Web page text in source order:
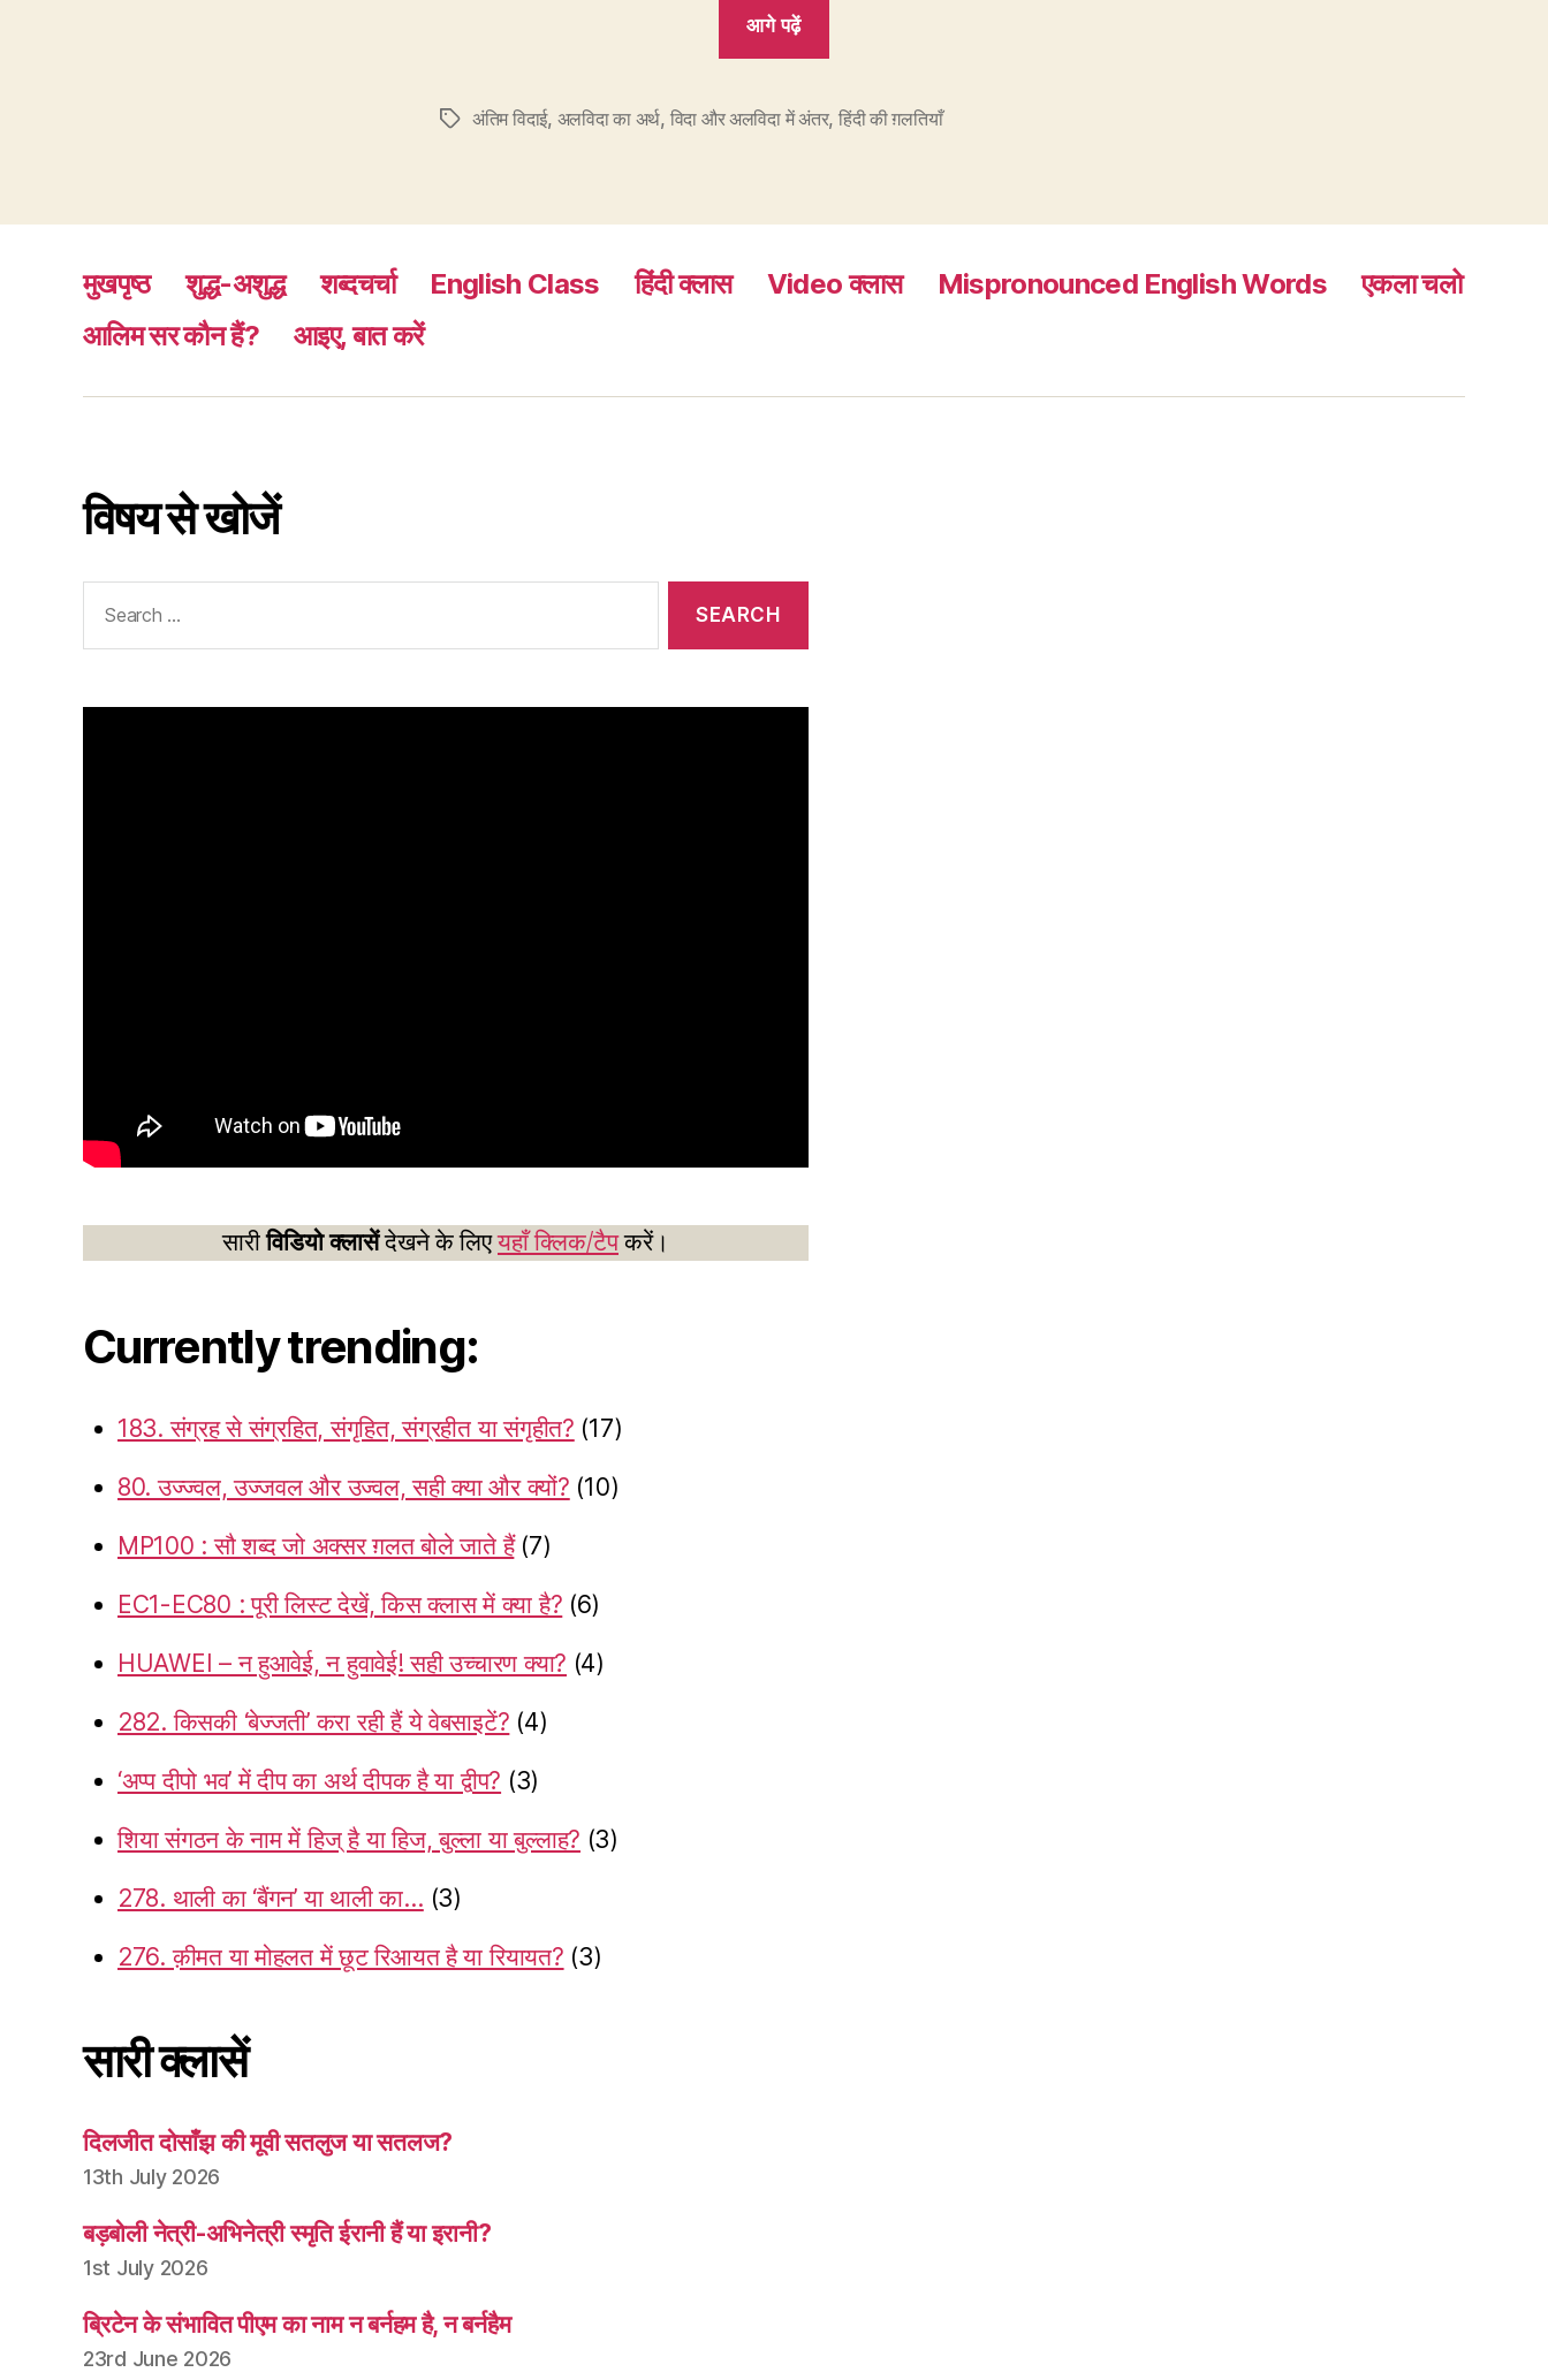
आगे पढ़ें
विदाई
विदाई?”
Tagsअंतिम विदाई, अलविदा का अर्थ, विदा और अलविदा में अंतर, हिंदी की ग़लतियाँ
मुखपृष्ठ शुद्ध-अशुद्ध शब्दचर्चा English Class हिंदी क्लास Video क्लास Mispronounced English Words
एकला चलो
आलिम सर कौन हैं?
आइए, बात करें
विषय से खोजें
for:
सारीविडियो क्लासेंदेखने के लिएयहाँ क्लिक/टैपकरें।
Currently trending:
183. संग्रह से संग्रहित, संगृहित, संग्रहीत या संगृहीत? (17)
80. उज्ज्वल, उज्जवल और उज्वल, सही क्या और क्यों? (10)
MP100 : सौ शब्द जो अक्सर ग़लत बोले जाते हैं (7)
EC1-EC80 : पूरी लिस्ट देखें, किस क्लास में क्या है? (6)
HUAWEI – न हुआवेई, न हुवावेई! सही उच्चारण क्या? (4)
282. किसकी ‘बेज्जती’ करा रही हैं ये वेबसाइटें? (4)
‘अप्प दीपो भव’ में दीप का अर्थ दीपक है या द्वीप? (3)
शिया संगठन के नाम में हिज् है या हिज, बुल्ला या बुल्लाह? (3)
278. थाली का ‘बैंगन’ या थाली का… (3)
276. क़ीमत या मोहलत में छूट रिआयत है या रियायत? (3)
सारी क्लासें
दिलजीत दोसाँझ की मूवी सतलुज या सतलज?
13th July 2026
बड़बोली नेत्री-अभिनेत्री स्मृति ईरानी हैं या इरानी?
1st July 2026
ब्रिटेन के संभावित पीएम का नाम न बर्नहम है, न बर्नहैम
23rd June 2026